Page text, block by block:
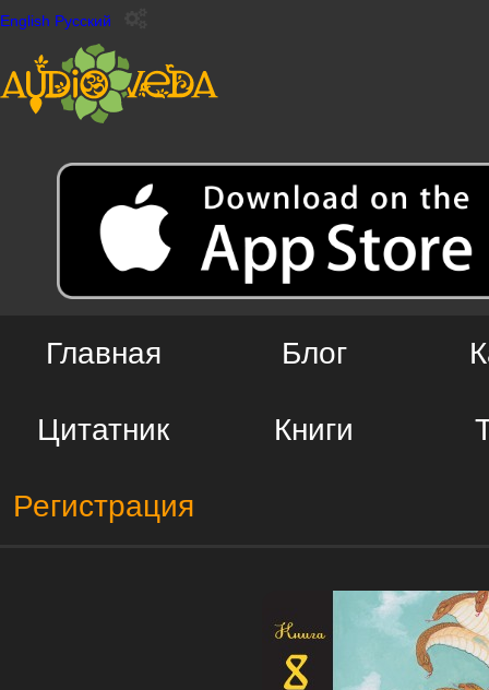
English Русский
Главная Блог
Цитатник Книги
Регистрация